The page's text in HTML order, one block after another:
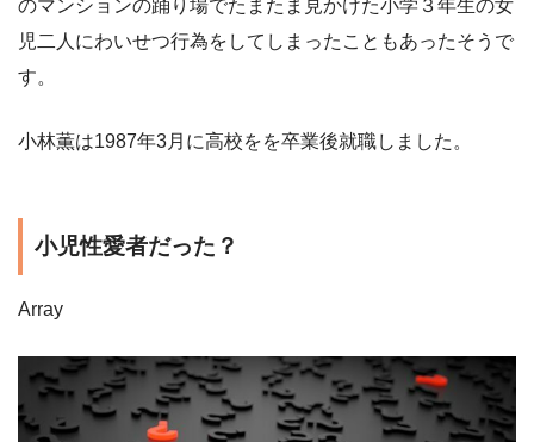
のマンションの踊り場でたまたま見かけた小学３年生の女
児二人にわいせつ行為をしてしまったこともあったそうで
す。
小林薫は1987年3月に高校をを卒業後就職しました。
小児性愛者だった？
Array